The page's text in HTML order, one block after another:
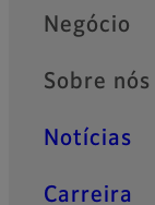
Negócio
Sobre nós
Notícias
Carreira